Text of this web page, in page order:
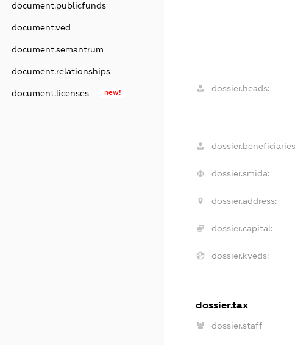
document.publicfunds
document.ved
document.semantrum
document.relationships
document.licenses new! dossier.heads:
dossier.smida:
dossier.address:
dossier.capital:
dossier.kveds:
dossier.tax
dossier.staff